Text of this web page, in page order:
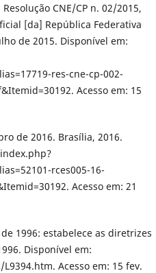
CNE/CP n. 02/2015,
[da] República Federativa
de 2015. Disponível em:
res-cne-cp-002-
Acesso em: 15
de 2016. Brasília, 2016.
rces005-16-
Acesso em: 21
1996: estabelece as diretrizes
Disponível em:
Acesso em: 15 fev.